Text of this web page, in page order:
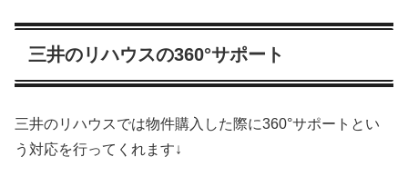
三井のリハウスの360°サポート
三井のリハウスでは物件購入した際に360°サポートとい
う対応を行ってくれます↓